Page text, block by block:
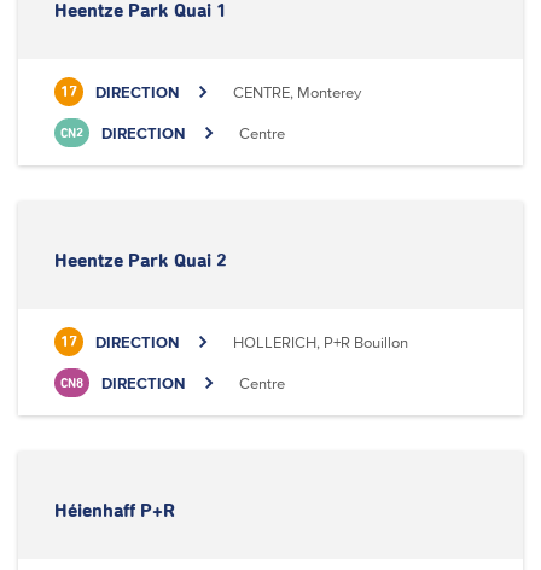
Heentze Park Quai 1
17 DIRECTION CENTRE, Monterey
CN2 DIRECTION Centre
Heentze Park Quai 2
17 DIRECTION HOLLERICH, P+R Bouillon
CN8 DIRECTION Centre
Héienhaff P+R